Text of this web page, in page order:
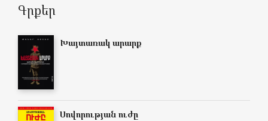
Գրքեր
Խայտառակ արարք
Սովորության ուժը